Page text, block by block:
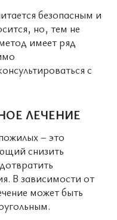
безопасным и
но, тем не
имеет ряд
с
ЛЕЧЕНИЕ
– это
снизить
В зависимости от
может быть